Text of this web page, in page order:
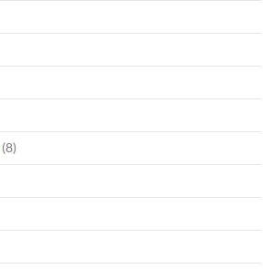
(8)